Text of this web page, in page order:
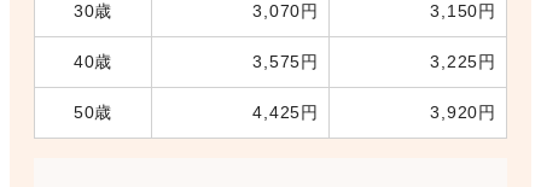
30歳 3,070円 3,150円
40歳 3,575円 3,225円
50歳 4,425円 3,920円